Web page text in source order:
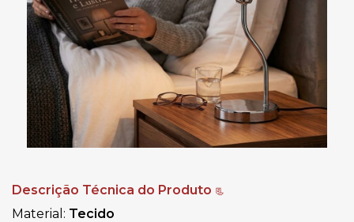
Descrição Técnica do Produto 📃
Material: Tecido